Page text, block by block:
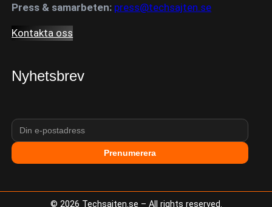
Press & samarbeten: press@techsajten.se
Kontakta oss
Nyhetsbrev
Prenumerera
© 2026 Techsajten.se – All rights reserved.